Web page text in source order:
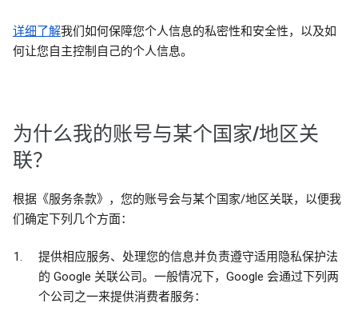
详细了解我们如何保障您个人信息的私密性和安全性，以及如
何让您自主控制自己的个人信息。
为什么我的账号与某个国家/地区关
联？
根据《服务条款》，您的账号会与某个国家/地区关联，以便我
们确定下列几个方面：
提供相应服务、处理您的信息并负责遵守适用隐私保护法
的 Google 关联公司。一般情况下，Google 会通过下列两
个公司之一来提供消费者服务：